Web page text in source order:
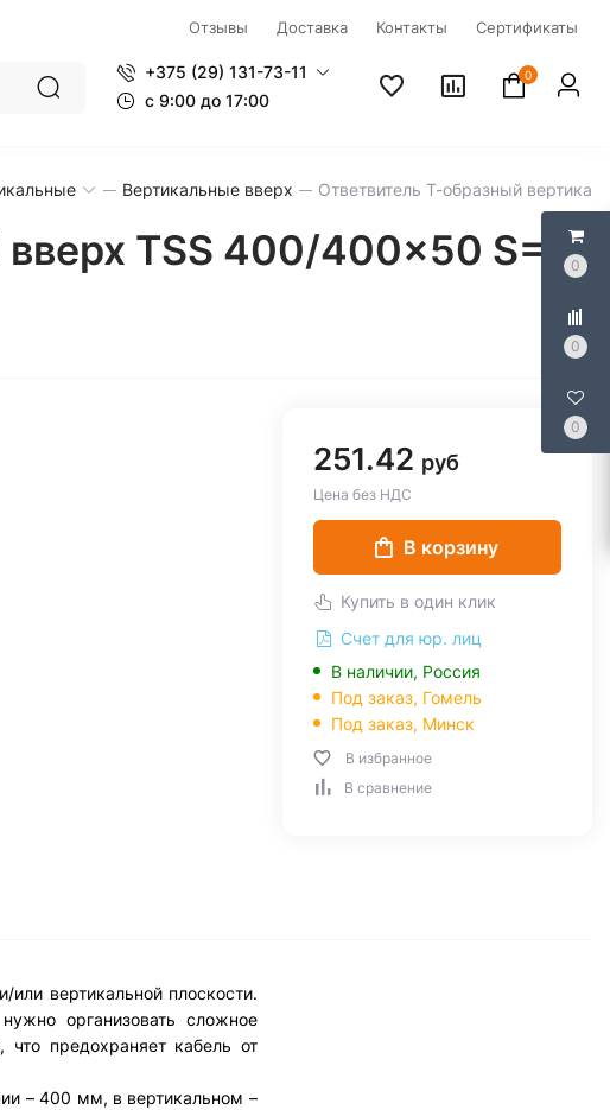
0
0
0
Отзывы Доставка Контакты Сертификаты
+375 (29) 131-73-11
c 9:00 до 17:00
0
Вертикальные вверх Ответвитель Т-образный
TSS 400/400x50 S=1
251.42 руб
Цена без НДС
В корзину
Купить в один клик
Счет для юр. лиц
В наличии, Россия
Под заказ, Гомель
Под заказ, Минск
В избранное
В сравнение
или вертикальной плоскости.
организовать сложное
предохраняет кабель от
– 400 мм, в вертикальном –